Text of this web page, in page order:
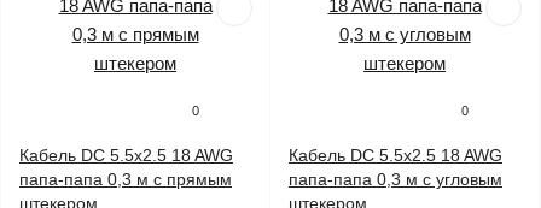
0
Кабель DC 5.5x2.5 18 AWG
папа-папа 0,3 м с прямым
штекером
0
Кабель DC 5.5x2.5 18 AWG
папа-папа 0,3 м с угловым
штекером